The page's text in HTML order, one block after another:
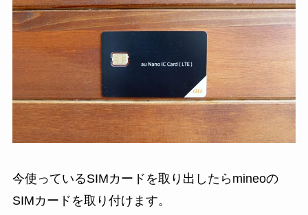
今使っているSIMカードを取り出したらmineoの
SIMカードを取り付けます。